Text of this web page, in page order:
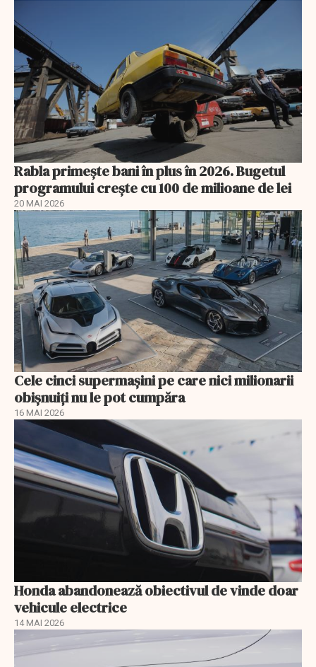
Rabla primește bani în plus în 2026. Bugetul
programului crește cu 100 de milioane de lei
20 MAI 2026
Cele cinci supermașini pe care nici milionarii
obișnuiți nu le pot cumpăra
16 MAI 2026
Honda abandonează obiectivul de vinde doar
vehicule electrice
14 MAI 2026